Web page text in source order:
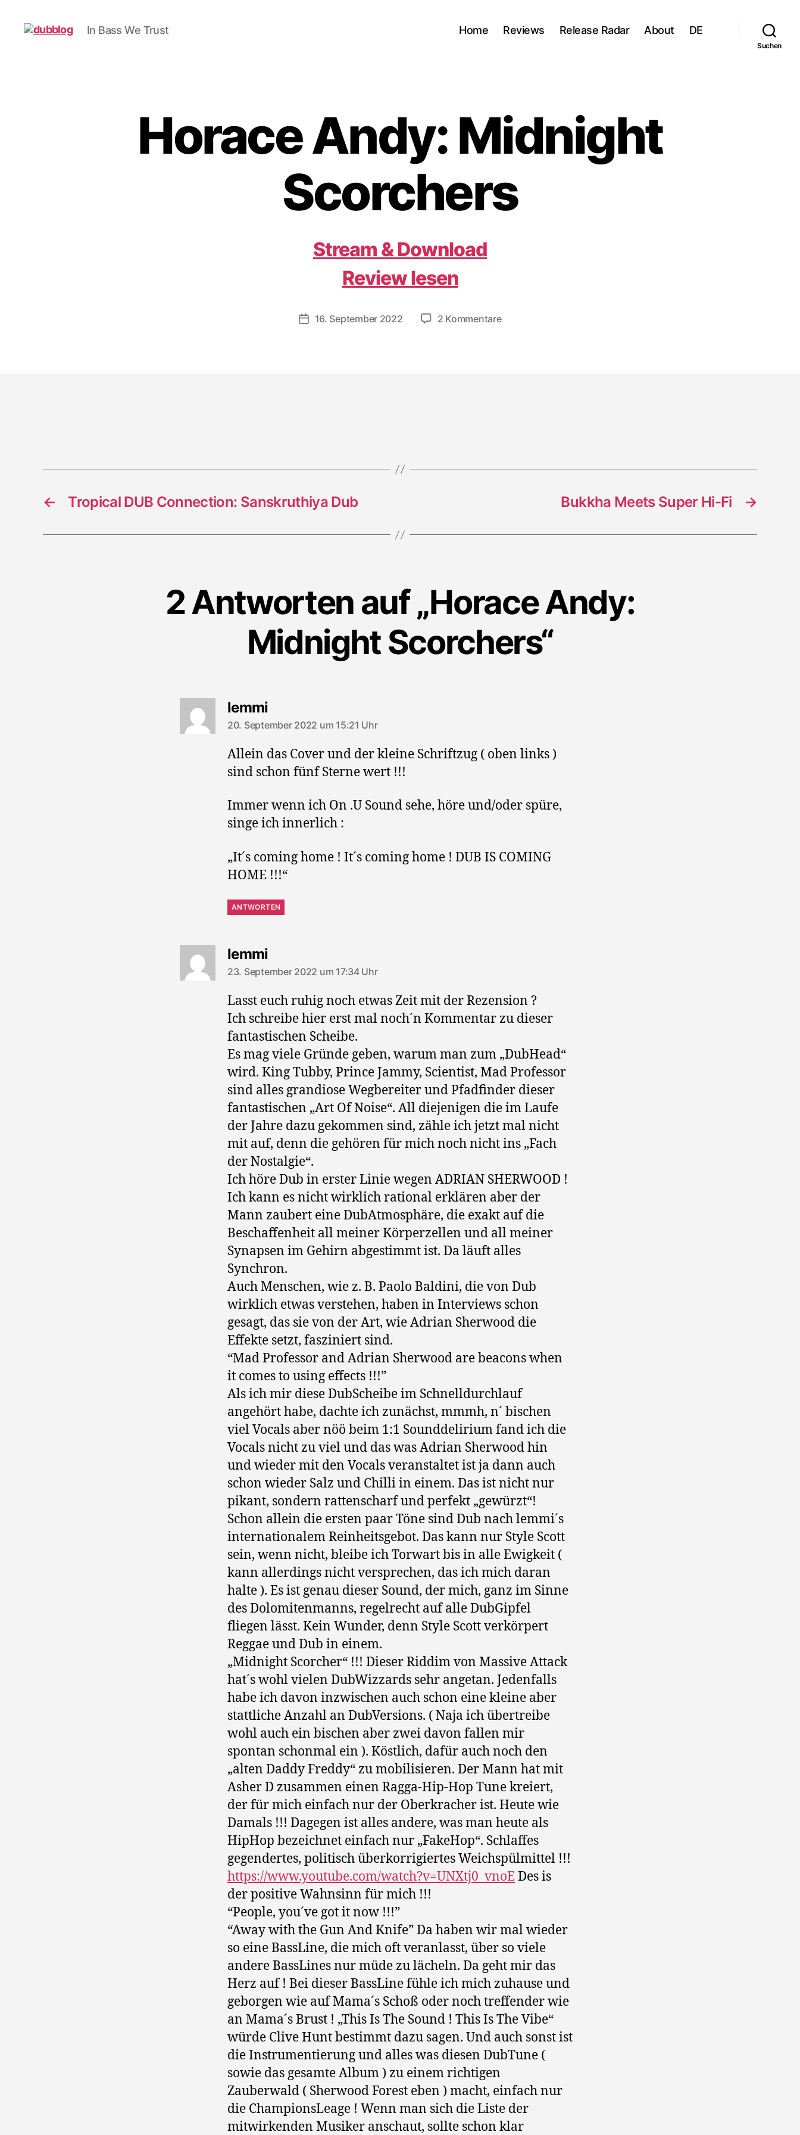
In Bass We Trust Home Reviews Release Radar About DE
Suchen
Horace Andy: Midnight
Scorchers
Stream & Download
Review lesen
Veröffentlichungsdatum
16. September 2022 2 Kommentarezu
← Tropical DUB Connection: Sanskruthiya Dub →
Bukkha Meets Super Hi-Fi
2 Antworten auf „Horace Andy:
Midnight Scorchers“
lemmisagt:
20. September 2022 um 15:21 Uhr
Allein das Cover und der kleine Schriftzug ( oben links )
sind schon fünf Sterne wert !!!
Immer wenn ich On .U Sound sehe, höre und/oder spüre,
singe ich innerlich :
„It´s coming home ! It´s coming home ! DUB IS COMING
HOME !!!“
ANTWORTEN
lemmisagt:
23. September 2022 um 17:34 Uhr
Lasst euch ruhig noch etwas Zeit mit der Rezension ?
Ich schreibe hier erst mal noch´n Kommentar zu dieser
fantastischen Scheibe.
Es mag viele Gründe geben, warum man zum „DubHead“
wird. King Tubby, Prince Jammy, Scientist, Mad Professor
sind alles grandiose Wegbereiter und Pfadfinder dieser
fantastischen „Art Of Noise“. All diejenigen die im Laufe
der Jahre dazu gekommen sind, zähle ich jetzt mal nicht
mit auf, denn die gehören für mich noch nicht ins „Fach
der Nostalgie“.
Ich höre Dub in erster Linie wegen ADRIAN SHERWOOD !
Ich kann es nicht wirklich rational erklären aber der
Mann zaubert eine DubAtmosphäre, die exakt auf die
Beschaffenheit all meiner Körperzellen und all meiner
Synapsen im Gehirn abgestimmt ist. Da läuft alles
Synchron.
Auch Menschen, wie z. B. Paolo Baldini, die von Dub
wirklich etwas verstehen, haben in Interviews schon
gesagt, das sie von der Art, wie Adrian Sherwood die
Effekte setzt, fasziniert sind.
“Mad Professor and Adrian Sherwood are beacons when
it comes to using effects !!!”
Als ich mir diese DubScheibe im Schnelldurchlauf
angehört habe, dachte ich zunächst, mmmh, n´ bischen
viel Vocals aber nöö beim 1:1 Sounddelirium fand ich die
Vocals nicht zu viel und das was Adrian Sherwood hin
und wieder mit den Vocals veranstaltet ist ja dann auch
schon wieder Salz und Chilli in einem. Das ist nicht nur
pikant, sondern rattenscharf und perfekt „gewürzt“!
Schon allein die ersten paar Töne sind Dub nach lemmi´s
internationalem Reinheitsgebot. Das kann nur Style Scott
sein, wenn nicht, bleibe ich Torwart bis in alle Ewigkeit (
kann allerdings nicht versprechen, das ich mich daran
halte ). Es ist genau dieser Sound, der mich, ganz im Sinne
des Dolomitenmanns, regelrecht auf alle DubGipfel
fliegen lässt. Kein Wunder, denn Style Scott verkörpert
Reggae und Dub in einem.
„Midnight Scorcher“ !!! Dieser Riddim von Massive Attack
hat´s wohl vielen DubWizzards sehr angetan. Jedenfalls
habe ich davon inzwischen auch schon eine kleine aber
stattliche Anzahl an DubVersions. ( Naja ich übertreibe
wohl auch ein bischen aber zwei davon fallen mir
spontan schonmal ein ). Köstlich, dafür auch noch den
„alten Daddy Freddy“ zu mobilisieren. Der Mann hat mit
Asher D zusammen einen Ragga-Hip-Hop Tune kreiert,
der für mich einfach nur der Oberkracher ist. Heute wie
Damals !!! Dagegen ist alles andere, was man heute als
HipHop bezeichnet einfach nur „FakeHop“. Schlaffes
gegendertes, politisch überkorrigiertes Weichspülmittel !!!
https://www.youtube.com/watch?v=UNXtj0_vnoEDes is
der positive Wahnsinn für mich !!!
“People, you´ve got it now !!!”
“Away with the Gun And Knife” Da haben wir mal wieder
so eine BassLine, die mich oft veranlasst, über so viele
andere BassLines nur müde zu lächeln. Da geht mir das
Herz auf ! Bei dieser BassLine fühle ich mich zuhause und
geborgen wie auf Mama´s Schoß oder noch treffender wie
an Mama´s Brust ! „This Is The Sound ! This Is The Vibe“
würde Clive Hunt bestimmt dazu sagen. Und auch sonst ist
die Instrumentierung und alles was diesen DubTune (
sowie das gesamte Album ) zu einem richtigen
Zauberwald ( Sherwood Forest eben ) macht, einfach nur
die ChampionsLeage ! Wenn man sich die Liste der
mitwirkenden Musiker anschaut, sollte schon klar